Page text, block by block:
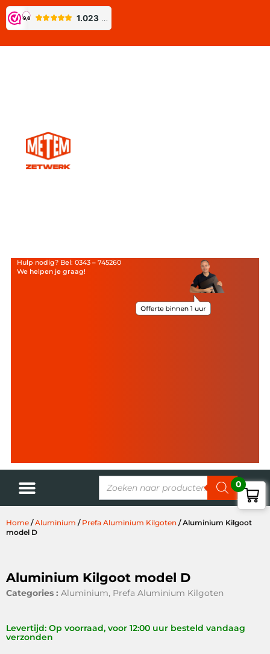
Hulp nodig? Bel: 0343 – 745260
We helpen je graag!
Home /Aluminium / Prefa Aluminium Kilgoten / Aluminium Kilgoot
model D
Aluminium Kilgoot model D
Categories : Aluminium, Prefa Aluminium Kilgoten
Levertijd: Op voorraad, voor 12:00 uur besteld vandaag
verzonden
0